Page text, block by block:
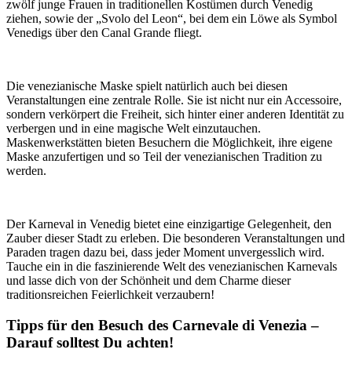
zwölf junge Frauen in traditionellen Kostümen durch Venedig
ziehen, sowie der „Svolo del Leon“, bei dem ein Löwe als Symbol
Venedigs über den Canal Grande fliegt.
Die venezianische Maske spielt natürlich auch bei diesen
Veranstaltungen eine zentrale Rolle. Sie ist nicht nur ein Accessoire,
sondern verkörpert die Freiheit, sich hinter einer anderen Identität zu
verbergen und in eine magische Welt einzutauchen.
Maskenwerkstätten bieten Besuchern die Möglichkeit, ihre eigene
Maske anzufertigen und so Teil der venezianischen Tradition zu
werden.
Der Karneval in Venedig bietet eine einzigartige Gelegenheit, den
Zauber dieser Stadt zu erleben. Die besonderen Veranstaltungen und
Paraden tragen dazu bei, dass jeder Moment unvergesslich wird.
Tauche ein in die faszinierende Welt des venezianischen Karnevals
und lasse dich von der Schönheit und dem Charme dieser
traditionsreichen Feierlichkeit verzaubern!
Tipps für den Besuch des Carnevale di Venezia –
Darauf solltest Du achten!